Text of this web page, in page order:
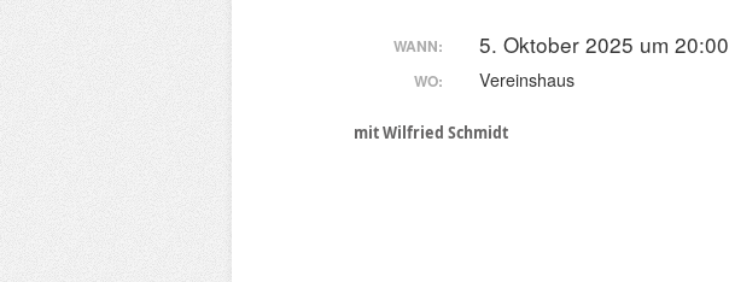
WANN: 5. Oktober 2025 um 20:00
WO: Vereinshaus
mit Wilfried Schmidt